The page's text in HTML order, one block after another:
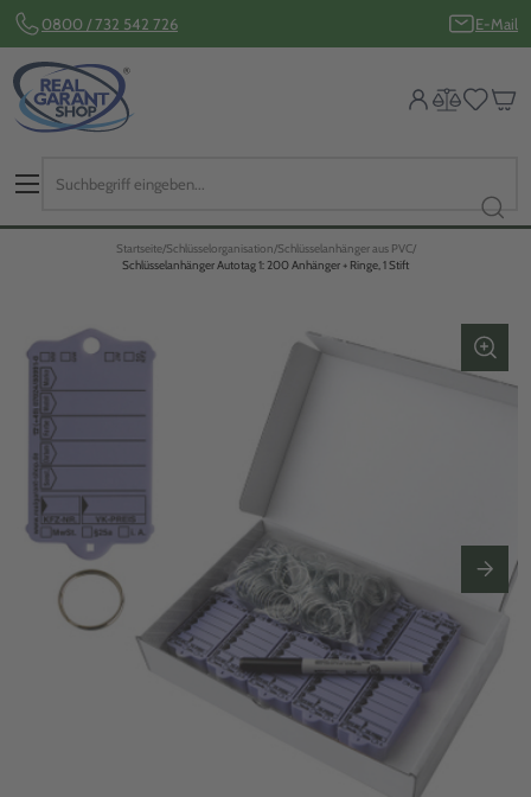
0800 / 732 542 726 E-Mail
Startseite Schlüsselorganisation Schlüsselanhänger aus PVC
Schlüsselanhänger Autotag 1: 200 Anhänger + Ringe, 1 Stift